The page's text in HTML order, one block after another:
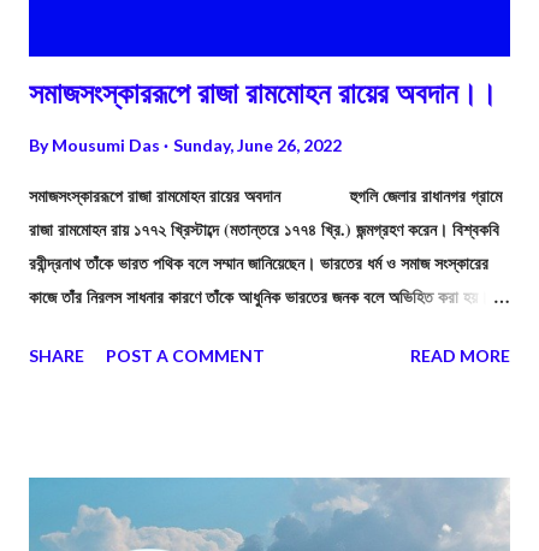
সমাজসংস্কাররূপে রাজা রামমোহন রায়ের অবদান।।
ByMousumi Das Sunday, June 26, 2022
সমাজসংস্কাররূপে রাজা রামমোহন রায়ের অবদান হুগলি জেলার রাধানগর গ্রামে
রাজা রামমোহন রায় ১৭৭২ খ্রিস্টাব্দে (মতান্তরে ১৭৭৪ খ্রি.) জন্মগ্রহণ করেন। বিশ্বকবি
রবীন্দ্রনাথ তাঁকে ভারত পথিক বলে সম্মান জানিয়েছেন। ভারতের ধর্ম ও সমাজ সংস্কারের
কাজে তাঁর নিরলস সাধনার কারণে তাঁকে আধুনিক ভারতের জনক বলে অভিহিত করা হয়। ড.
উজ্জ্বলতম নক্ষত্ররূপে ভাস্বর ছিলেন”।
SHARE POST A COMMENT READ MORE